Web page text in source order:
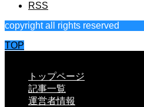
RSS
copyright all rights reserved
TOP
トップページ
記事一覧
運営者情報